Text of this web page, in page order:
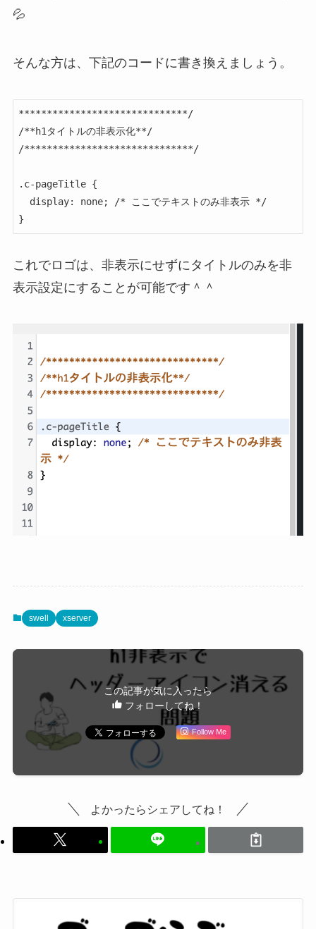
💦
そんな方は、下記のコードに書き換えましょう。
******************************/
/**h1タイトルの非表示化**/
/******************************/
.c-pageTitle {
}
これでロゴは、非表示にせずにタイトルのみを非
表示設定にすることが可能です＾＾
swell xserver
この記事が気に入ったら
フォローしてね！
Follow Me
よかったらシェアしてね！